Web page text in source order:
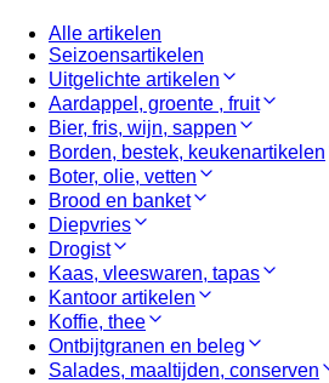
Alle artikelen
Seizoensartikelen
Uitgelichte artikelen
Aardappel, groente , fruit
Bier, fris, wijn, sappen
Borden, bestek, keukenartikelen
Boter, olie, vetten
Brood en banket
Diepvries
Drogist
Kaas, vleeswaren, tapas
Kantoor artikelen
Koffie, thee
Ontbijtgranen en beleg
Salades, maaltijden, conserven